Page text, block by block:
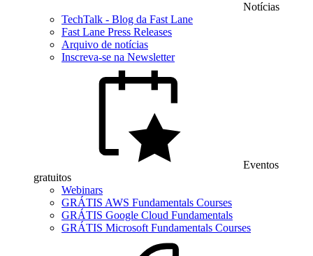
Notícias
TechTalk - Blog da Fast Lane
Fast Lane Press Releases
Arquivo de notícias
Inscreva-se na Newsletter
Eventos
gratuitos
Webinars
GRÁTIS AWS Fundamentals Courses
GRÁTIS Google Cloud Fundamentals
GRÁTIS Microsoft Fundamentals Courses